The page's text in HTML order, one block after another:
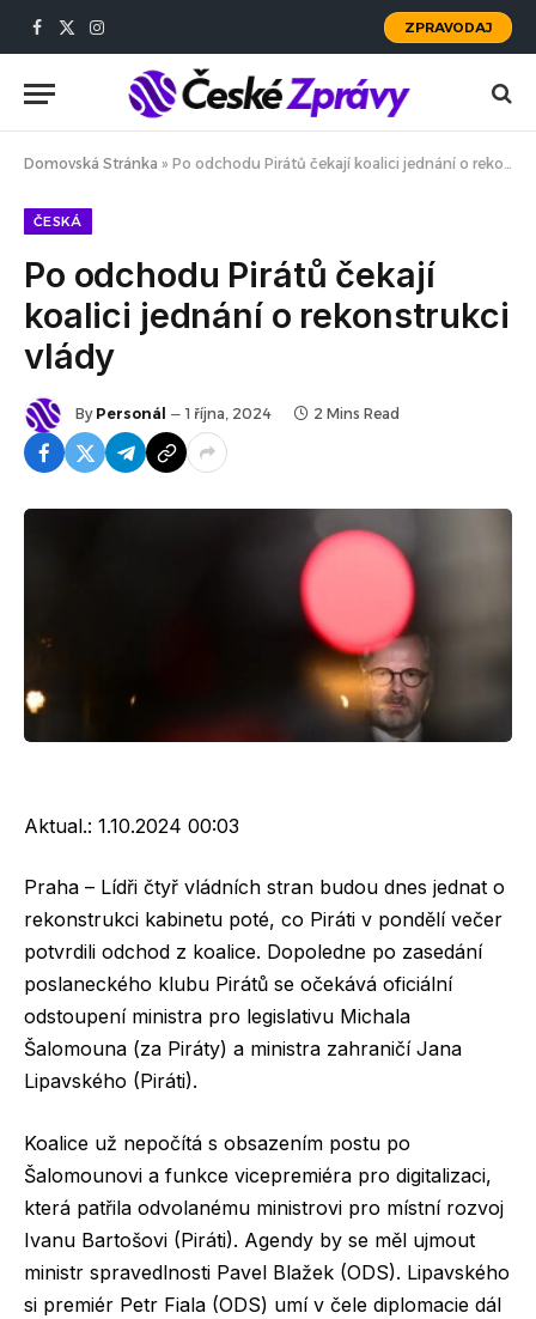
Facebook
X
Instagram
ZPRAVODAJ
Domovská Stránka » Po odchodu Pirátů čekají koalici jednání o rekonstrukci vlády
ČESKÁ
Po odchodu Pirátů čekají
koalici jednání o rekonstrukci
vlády
By Personál 1 října, 2024 2 Mins Read
Aktual.: 1.10.2024 00:03
Praha – Lídři čtyř vládních stran budou dnes jednat o
rekonstrukci kabinetu poté, co Piráti v pondělí večer
potvrdili odchod z koalice. Dopoledne po zasedání
poslaneckého klubu Pirátů se očekává oficiální
odstoupení ministra pro legislativu Michala
Šalomouna (za Piráty) a ministra zahraničí Jana
Lipavského (Piráti).
Koalice už nepočítá s obsazením postu po
Šalomounovi a funkce vicepremiéra pro digitalizaci,
která patřila odvolanému ministrovi pro místní rozvoj
Ivanu Bartošovi (Piráti). Agendy by se měl ujmout
ministr spravedlnosti Pavel Blažek (ODS). Lipavského
si premiér Petr Fiala (ODS) umí v čele diplomacie dál